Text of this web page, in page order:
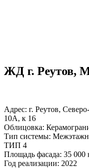
ЖД г. Реутов,
Адрес: г. Реутов,
10А, к 16
Облицовка:
Тип системы:
ТИП 4
Площадь фасада: 35 000
Год реализации: 2022